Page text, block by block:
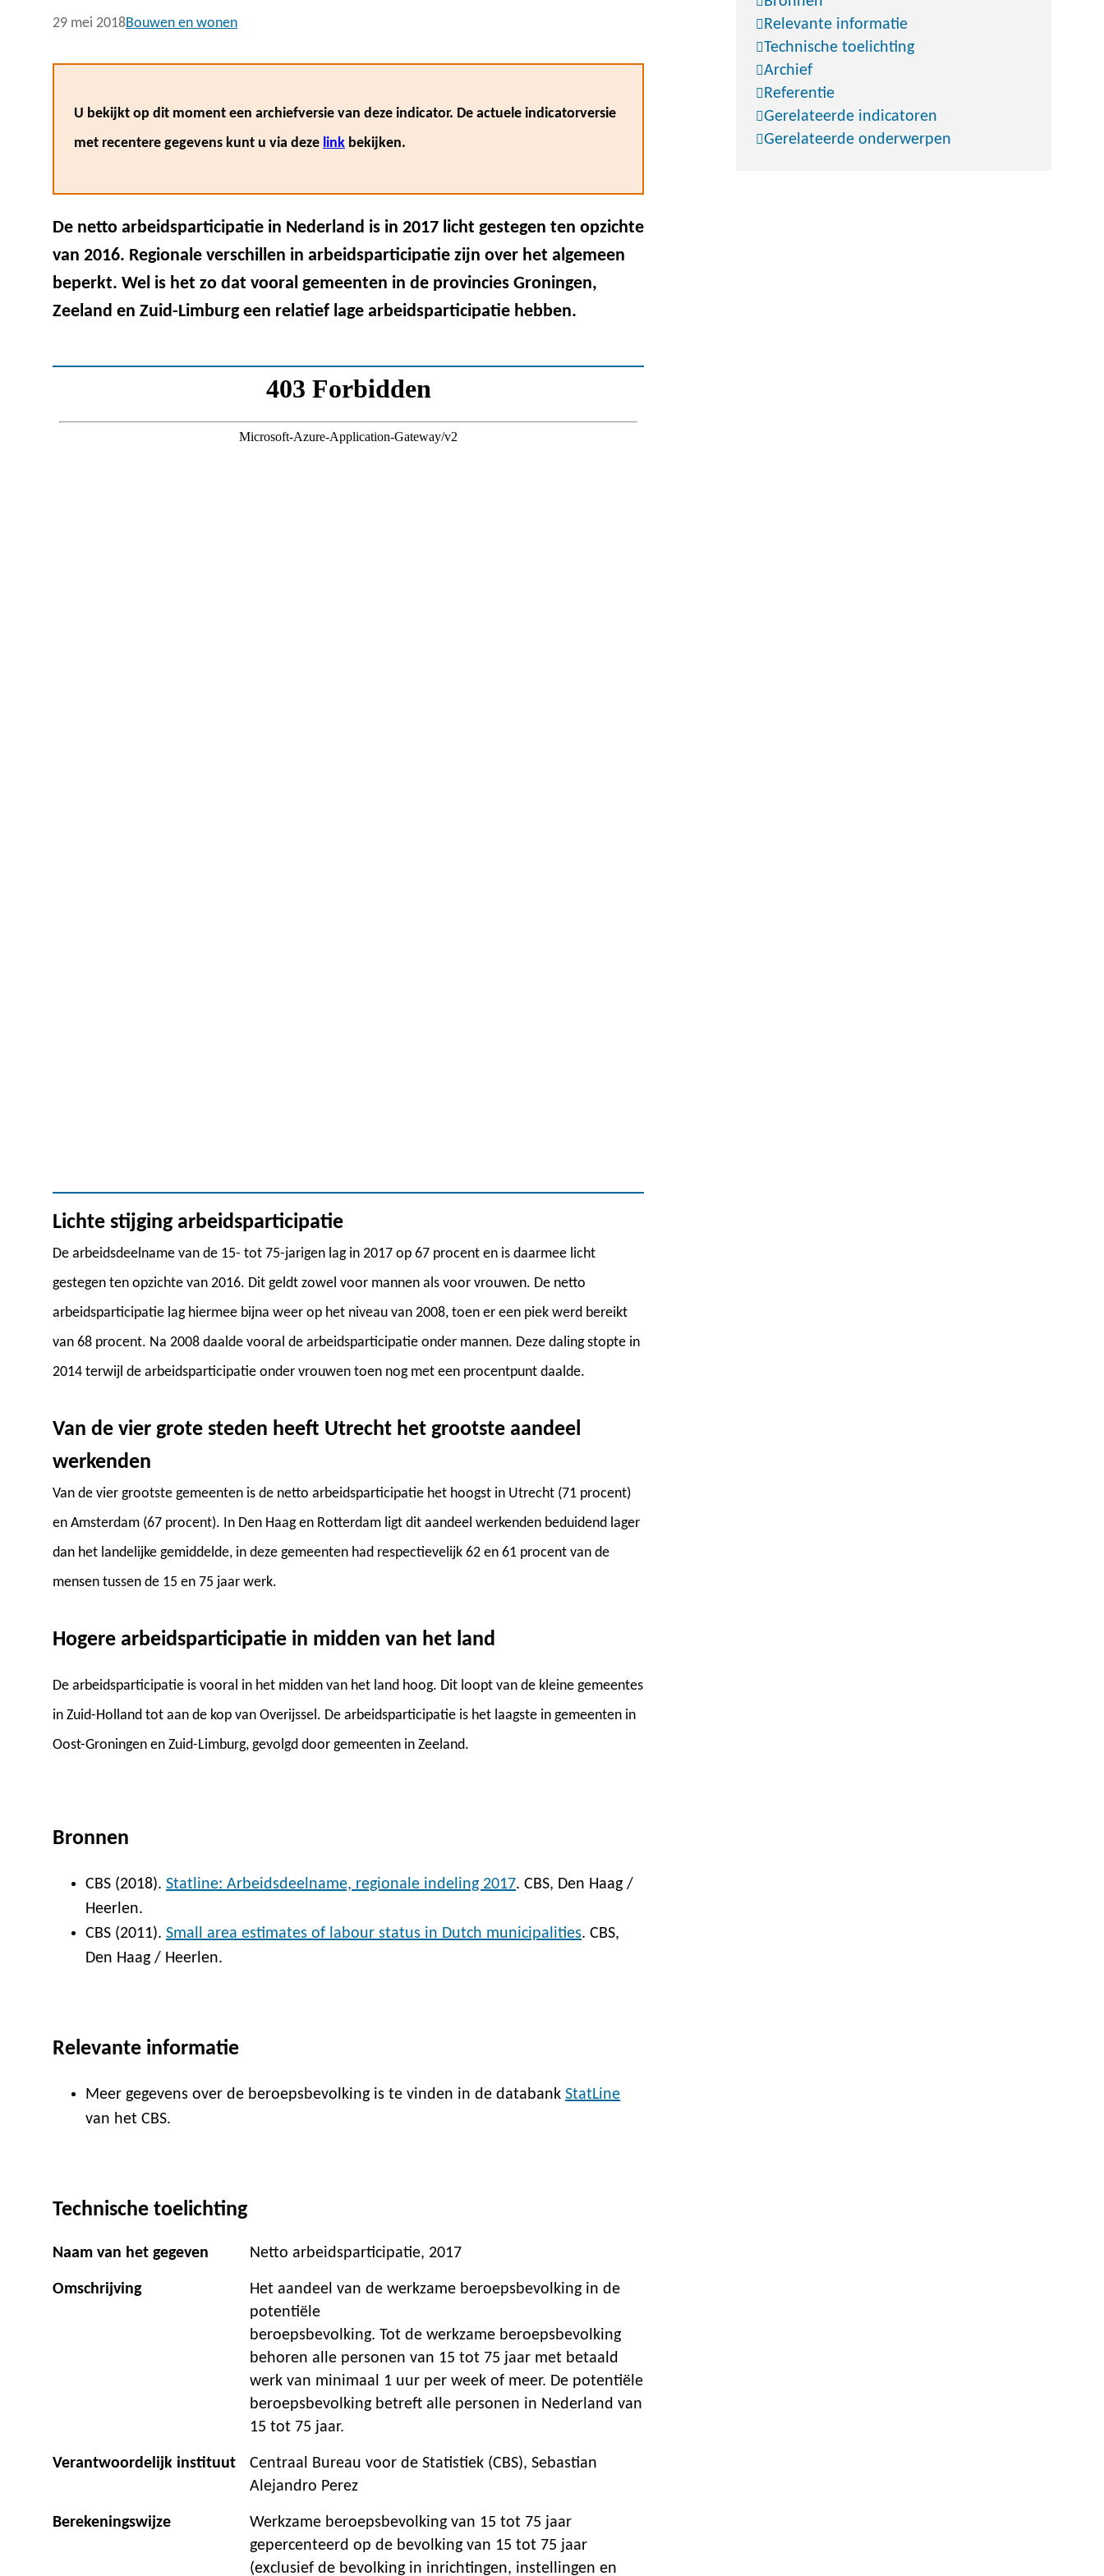
29 mei 2018Bouwen en wonen
Relevante informatie
Technische toelichting
Archief
Referentie
Gerelateerde indicatoren
Gerelateerde onderwerpen
U bekijkt op dit moment een archiefversie van deze indicator. De actuele indicatorversie
met recentere gegevens kunt u via deze link bekijken.
De netto arbeidsparticipatie in Nederland is in 2017 licht gestegen ten opzichte
van 2016. Regionale verschillen in arbeidsparticipatie zijn over het algemeen
beperkt. Wel is het zo dat vooral gemeenten in de provincies Groningen,
Zeeland en Zuid-Limburg een relatief lage arbeidsparticipatie hebben.
Lichte stijging arbeidsparticipatie
De arbeidsdeelname van de 15- tot 75-jarigen lag in 2017 op 67 procent en is daarmee licht
gestegen ten opzichte van 2016. Dit geldt zowel voor mannen als voor vrouwen. De netto
arbeidsparticipatie lag hiermee bijna weer op het niveau van 2008, toen er een piek werd bereikt
van 68 procent. Na 2008 daalde vooral de arbeidsparticipatie onder mannen. Deze daling stopte in
2014 terwijl de arbeidsparticipatie onder vrouwen toen nog met een procentpunt daalde.
Van de vier grote steden heeft Utrecht het grootste aandeel
werkenden
Van de vier grootste gemeenten is de netto arbeidsparticipatie het hoogst in Utrecht (71 procent)
en Amsterdam (67 procent). In Den Haag en Rotterdam ligt dit aandeel werkenden beduidend lager
dan het landelijke gemiddelde, in deze gemeenten had respectievelijk 62 en 61 procent van de
mensen tussen de 15 en 75 jaar werk.
Hogere arbeidsparticipatie in midden van het land
De arbeidsparticipatie is vooral in het midden van het land hoog. Dit loopt van de kleine gemeentes
in Zuid-Holland tot aan de kop van Overijssel. De arbeidsparticipatie is het laagste in gemeenten in
Oost-Groningen en Zuid-Limburg, gevolgd door gemeenten in Zeeland.
Bronnen
CBS (2018). Statline: Arbeidsdeelname, regionale indeling 2017. CBS, Den Haag /
Heerlen.
CBS (2011). Small area estimates of labour status in Dutch municipalities. CBS,
Den Haag / Heerlen.
Relevante informatie
Meer gegevens over de beroepsbevolking is te vinden in de databank StatLine
van het CBS.
Technische toelichting
Naam van het gegeven Netto arbeidsparticipatie, 2017
Omschrijving
Het aandeel van de werkzame beroepsbevolking in de
potentiële
beroepsbevolking. Tot de werkzame beroepsbevolking
behoren alle personen van 15 tot 75 jaar met betaald
werk van minimaal 1 uur per week of meer. De potentiële
beroepsbevolking betreft alle personen in Nederland van
15 tot 75 jaar.
Verantwoordelijk instituut
Centraal Bureau voor de Statistiek (CBS), Sebastian
Alejandro Perez
Berekeningswijze
Werkzame beroepsbevolking van 15 tot 75 jaar
gepercenteerd op de bevolking van 15 tot 75 jaar
(exclusief de bevolking in inrichtingen, instellingen en